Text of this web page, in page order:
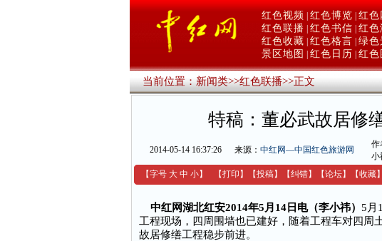
红色视频 红色博览 红色
红色联播 红色书信 红色
红色收藏 红色格言 绿色
景区地图
红色日历 红色
当前位置：新闻类>>红色联播>>正文
特稿：董必武故居修
2014-05-14 16:37:26 来源： 中红网—中国红色旅游网
作
小
【字号 大 中 小】 【打印 】 【投稿】 【纠错】 【论坛】 【收藏】
中红网湖北红安2014年5月14日电（李小祎） 5月
工程现场，四周围墙也已建好，随着工程车对四周
故居修缮工程稳步前进。